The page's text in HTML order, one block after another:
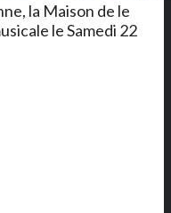
la Maison de le
le Samedi 22